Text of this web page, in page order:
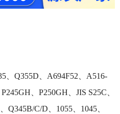
、Q355D、A694F52、A516-
、P250GH、JIS S25C、
Q345B/C/D、1055、1045、